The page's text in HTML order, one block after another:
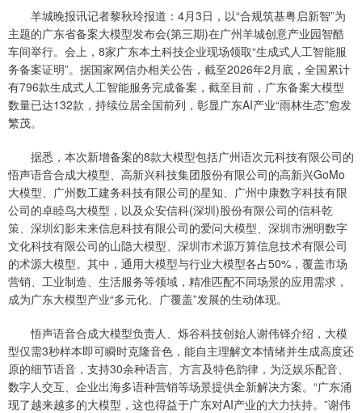
羊城晚报讯记者黎秋玲报道：4月3日，以“合规筑基粤启新智”为
主题的广东省备案大模型发布会(第三期)在广州羊城创意产业园智酷
车间举行。会上，8家广东本土科技企业现场领取“生成式人工智能服
务备案证明”。据国家网信办相关公告，截至2026年2月底，全国累计
有796款生成式人工智能服务完成备案，截至目前，广东备案大模型
数量已达132款，持续位居全国前列，彰显广东AI产业“雨林生态”愈发
繁茂。
据悉，本次新增备案的8款大模型包括广州语次元科技有限公司的
悟声语音合成大模型、高新兴科技集团股份有限公司的高新兴GoMo
大模型、广州数工建务科技有限公司的星知、广州中康数字科技有限
公司的卓睦鸟大模型，以及众安信科(深圳)股份有限公司的信科乾
策、深圳幻影未来信息科技有限公司的爱问大模型、深圳市洲明数字
文化科技有限公司的山隐大模型、深圳市术源万算信息技术有限公司
的术源大模型。其中，通用大模型与行业大模型各占50%，覆盖市场
营销、工业制造、生活服务等领域，精准匹配不同场景的应用需求，
成为广东大模型产业“多元化、广覆盖”发展的生动体现。
悟声语音合成大模型负责人、烁谷科技创始人谢伟铎介绍，大模
型仅需3秒样本即可瞬时克隆音色，能自主理解文本情绪并生成高度还
原的细节语音，支持30余种语言、方言及特色韵律，为泛娱乐配音、
数字人交互、企业出海多语种营销等场景提供全新解决方案。“广东涌
现了越来越多的大模型，这也得益于广东对AI产业的大力扶持。”谢伟